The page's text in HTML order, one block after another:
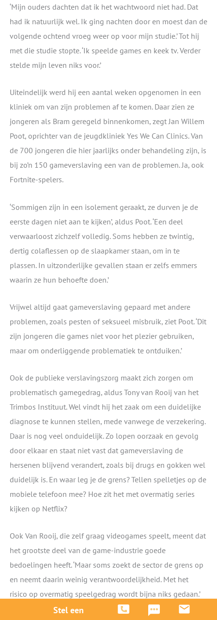
‘Mijn ouders dachten dat ik het wachtwoord niet had. Dat
had ik natuurlijk wel. Ik ging nachten door en moest dan de
volgende ochtend vroeg weer op voor mijn studie.’ Tot hij
met die studie stopte. ‘Ik speelde games en keek tv. Verder
stelde mijn leven niks voor.’
Uiteindelijk werd hij een aantal weken opgenomen in een
kliniek om van zijn problemen af te komen. Daar zien ze
jongeren als Bram geregeld binnenkomen, zegt Jan Willem
Poot, oprichter van de jeugdkliniek Yes We Can Clinics. Van
de 700 jongeren die hier jaarlijks onder behandeling zijn, is
bij zo’n 150 gameverslaving een van de problemen. Ja, ook
Fortnite-spelers.
‘Sommigen zijn in een isolement geraakt, ze durven je de
eerste dagen niet aan te kijken’, aldus Poot. ‘Een deel
verwaarloost zichzelf volledig. Soms hebben ze twintig,
dertig colaflessen op de slaapkamer staan, om in te
plassen. In uitzonderlijke gevallen staan er zelfs emmers
waarin ze hun behoefte doen.’
Vrijwel altijd gaat gameverslaving gepaard met andere
problemen, zoals pesten of seksueel misbruik, ziet Poot. ‘Dit
zijn jongeren die games niet voor het plezier gebruiken,
maar om onderliggende problematiek te ontduiken.’
Ook de publieke verslavingszorg maakt zich zorgen om
problematisch gamegedrag, aldus Tony van Rooij van het
Trimbos Instituut. Wel vindt hij het zaak om een duidelijke
diagnose te kunnen stellen, mede vanwege de verzekering.
Daar is nog veel onduidelijk. Zo lopen oorzaak en gevolg
door elkaar en staat niet vast dat gameverslaving de
hersenen blijvend verandert, zoals bij drugs en gokken wel
duidelijk is. En waar leg je de grens? Tellen spelletjes op de
mobiele telefoon mee? Hoe zit het met overmatig series
kijken op Netflix?
Ook Van Rooij, die zelf graag videogames speelt, meent dat
het grootste deel van de game-industrie goede
bedoelingen heeft. ‘Maar soms zoekt de sector de grens op
en neemt daarin weinig verantwoordelijkheid. Met het
risico op overmatig speelgedrag wordt bijna niks gedaan.’
Stel een